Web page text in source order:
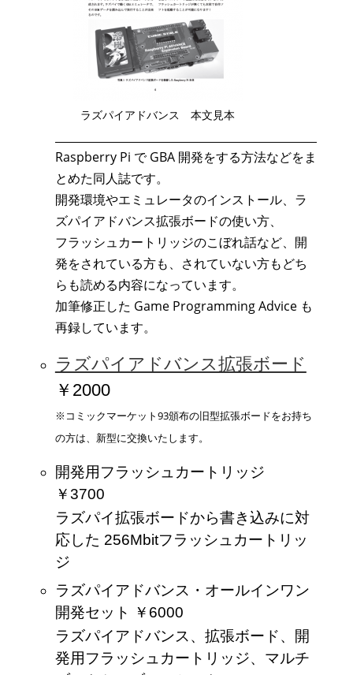
ラズパイアドバンス 本文見本
Raspberry Pi で GBA 開発をする方法などをま
とめた同人誌です。
開発環境やエミュレータのインストール、ラ
ズパイアドバンス拡張ボードの使い方、
フラッシュカートリッジのこぼれ話など、開
発をされている方も、されていない方もどち
らも読める内容になっています。
加筆修正した Game Programming Advice も
再録しています。
ラズパイアドバンス拡張ボード
￥2000
※コミックマーケット93頒布の旧型拡張ボードをお持ち
の方は、新型に交換いたします。
開発用フラッシュカートリッジ
￥3700
ラズパイ拡張ボードから書き込みに対
応した 256Mbitフラッシュカートリッ
ジ
ラズパイアドバンス・オールインワン
開発セット ￥6000
ラズパイアドバンス、拡張ボード、開
発用フラッシュカートリッジ、マルチ